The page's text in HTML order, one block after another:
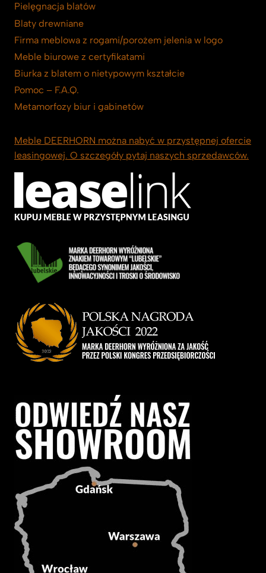
Pielęgnacja blatów
Blaty drewniane
Firma meblowa z rogami/porożem jelenia w logo
Meble biurowe z certyfikatami
Biurka z blatem o nietypowym kształcie
Pomoc – F.A.Q.
Metamorfozy biur i gabinetów
Meble DEERHORN można nabyć w przystępnej ofercie
leasingowej. O szczegóły pytaj naszych sprzedawców.